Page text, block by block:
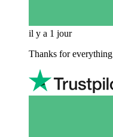
il y a 1 jour
Thanks for everything